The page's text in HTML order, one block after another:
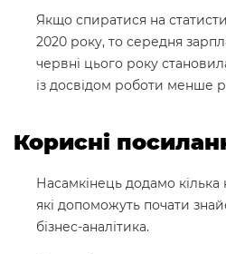
Якщо спиратися на
2020 року, то середня
червні цього року
із досвідом роботи менше
Корисні
Насамкінець додамо кілька
які допоможуть почати
бізнес-аналітика.